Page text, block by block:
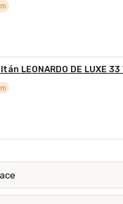
LEONARDO DE LUXE